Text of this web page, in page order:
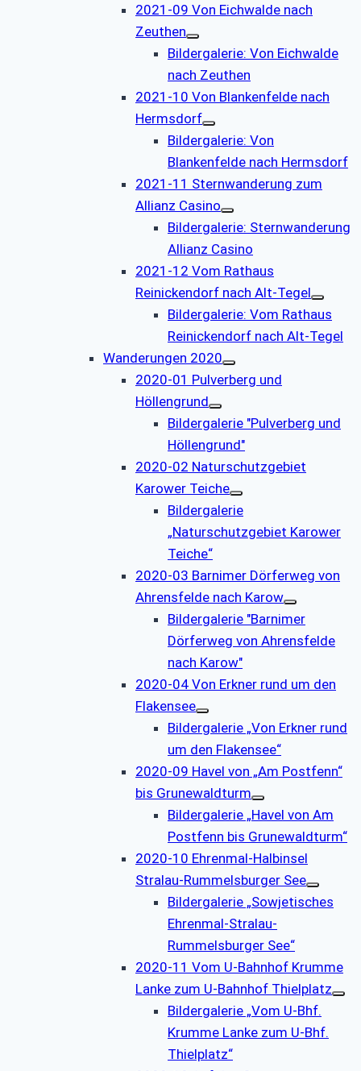
2021-09 Von Eichwalde nach
Zeuthen
Bildergalerie: Von Eichwalde
nach Zeuthen
2021-10 Von Blankenfelde nach
Hermsdorf
Bildergalerie: Von
Blankenfelde nach Hermsdorf
2021-11 Sternwanderung zum
Allianz Casino
Bildergalerie: Sternwanderung
Allianz Casino
2021-12 Vom Rathaus
Reinickendorf nach Alt-Tegel
Bildergalerie: Vom Rathaus
Reinickendorf nach Alt-Tegel
Wanderungen 2020
2020-01 Pulverberg und
Höllengrund
Bildergalerie "Pulverberg und
Höllengrund"
2020-02 Naturschutzgebiet
Karower Teiche
Bildergalerie
„Naturschutzgebiet Karower
Teiche“
2020-03 Barnimer Dörferweg von
Ahrensfelde nach Karow
Bildergalerie "Barnimer
Dörferweg von Ahrensfelde
nach Karow"
2020-04 Von Erkner rund um den
Flakensee
Bildergalerie „Von Erkner rund
um den Flakensee“
2020-09 Havel von „Am Postfenn“
bis Grunewaldturm
Bildergalerie „Havel von Am
Postfenn bis Grunewaldturm“
2020-10 Ehrenmal-Halbinsel
Stralau-Rummelsburger See
Bildergalerie „Sowjetisches
Ehrenmal-Stralau-
Rummelsburger See“
2020-11 Vom U-Bahnhof Krumme
Lanke zum U-Bahnhof Thielplatz
Bildergalerie „Vom U-Bhf.
Krumme Lanke zum U-Bhf.
Thielplatz“